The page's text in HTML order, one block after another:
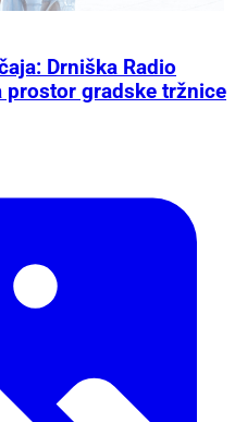
Drniška Radio
prostor gradske tržnice